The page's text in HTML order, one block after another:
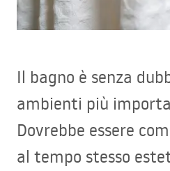
Il bagno è senza
ambienti più
Dovrebbe essere
al tempo stesso